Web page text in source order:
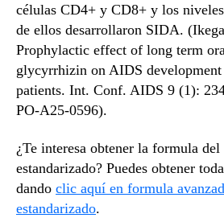
células CD4+ y CD8+ y los
de ellos desarrollaron SIDA.
Prophylactic effect of long term
glycyrrhizin on AIDS
patients. Int. Conf. AIDS 9 (1):
PO-A25-0596).
¿Te interesa obtener la formula
estandarizado? Puedes obtener
dando clic aquí en formula
estandarizado.